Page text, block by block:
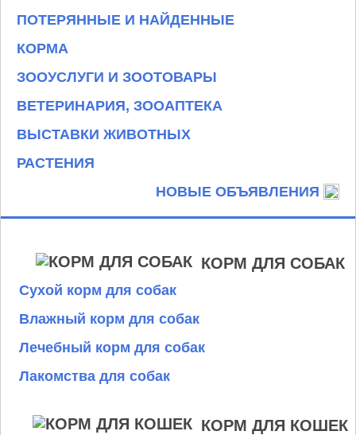
ПОТЕРЯННЫЕ И НАЙДЕННЫЕ
КОРМА
ЗООУСЛУГИ И ЗООТОВАРЫ
ВЕТЕРИНАРИЯ, ЗООАПТЕКА
ВЫСТАВКИ ЖИВОТНЫХ
РАСТЕНИЯ
НОВЫЕ ОБЪЯВЛЕНИЯ
КОРМ ДЛЯ СОБАК
Сухой корм для собак
Влажный корм для собак
Лечебный корм для собак
Лакомства для собак
КОРМ ДЛЯ КОШЕК